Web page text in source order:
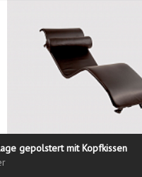
gepolstert mit Kopfkissen